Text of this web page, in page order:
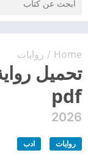
Home
/ روايات
تحميل
pdf
2026
روايات ادب